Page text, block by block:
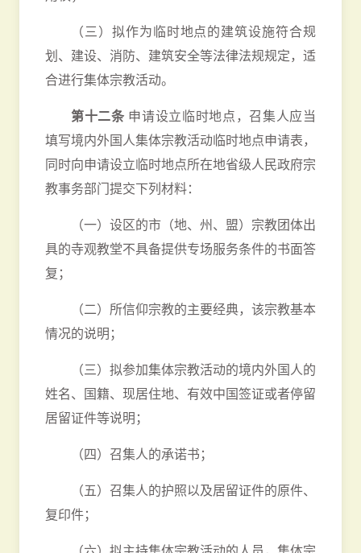
（三）拟作为临时地点的建筑设施符合规
划、建设、消防、建筑安全等法律法规规定，适
合进行集体宗教活动。
第十二条 申请设立临时地点，召集人应当
填写境内外国人集体宗教活动临时地点申请表，
同时向申请设立临时地点所在地省级人民政府宗
教事务部门提交下列材料：
（一）设区的市（地、州、盟）宗教团体出
具的寺观教堂不具备提供专场服务条件的书面答
复；
（二）所信仰宗教的主要经典，该宗教基本
情况的说明；
（三）拟参加集体宗教活动的境内外国人的
姓名、国籍、现居住地、有效中国签证或者停留
居留证件等说明；
（四）召集人的承诺书；
（五）召集人的护照以及居留证件的原件、
复印件；